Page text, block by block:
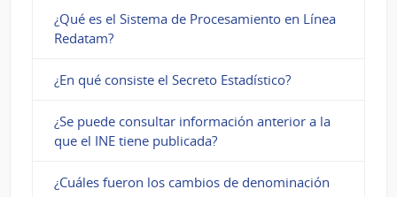
¿Qué es el Sistema de Procesamiento en Línea
Redatam?
¿En qué consiste el Secreto Estadístico?
¿Se puede consultar información anterior a la
que el INE tiene publicada?
¿Cuáles fueron los cambios de denominación